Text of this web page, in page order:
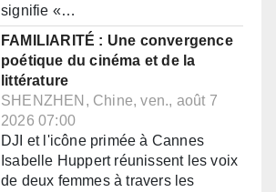
signifie «…
FAMILIARITÉ : Une convergence
poétique du cinéma et de la
littérature
SHENZHEN, Chine, ven., août 7
2026 07:00
DJI et l'icône primée à Cannes
Isabelle Huppert réunissent les voix
de deux femmes à travers les